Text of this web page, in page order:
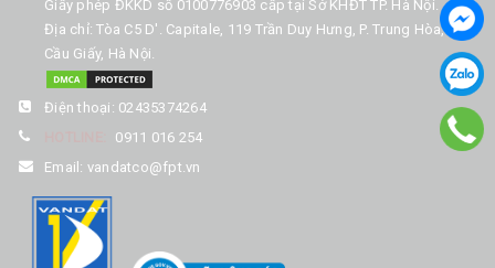
Giấy phép ĐKKD số 0100776903 cấp tại Sở KHĐT TP. Hà Nội.
Địa chỉ: Tòa C5 D'. Capitale, 119 Trần Duy Hưng, P. Trung Hòa, Q.
Cầu Giấy, Hà Nội.
Điện thoại: 02435374264
0911 016 254
Email: vandatco@fpt.vn